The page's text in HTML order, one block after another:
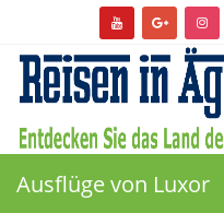
Ausflüge von Luxor